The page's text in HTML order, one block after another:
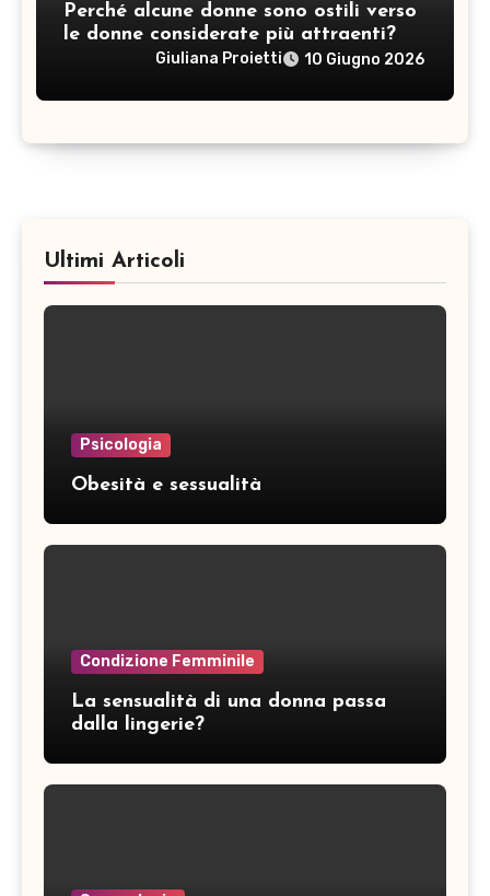
Perché alcune donne sono ostili verso
le donne considerate più attraenti?
Giuliana Proietti 10 Giugno 2026
Ultimi Articoli
Psicologia
Obesità e sessualità
Condizione Femminile
La sensualità di una donna passa
dalla lingerie?